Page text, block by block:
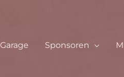
Garage Sponsoren